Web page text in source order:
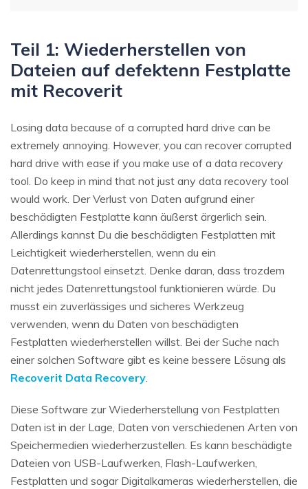
Teil 1: Wiederherstellen von
Dateien auf defektenn Festplatte
mit Recoverit
Losing data because of a corrupted hard drive can be
extremely annoying. However, you can recover corrupted
hard drive with ease if you make use of a data recovery
tool. Do keep in mind that not just any data recovery tool
would work. Der Verlust von Daten aufgrund einer
beschädigten Festplatte kann äußerst ärgerlich sein.
Allerdings kannst Du die beschädigten Festplatten mit
Leichtigkeit wiederherstellen, wenn du ein
Datenrettungstool einsetzt. Denke daran, dass trozdem
nicht jedes Datenrettungstool funktionieren würde. Du
musst ein zuverlässiges und sicheres Werkzeug
verwenden, wenn du Daten von beschädigten
Festplatten wiederherstellen willst. Bei der Suche nach
einer solchen Software gibt es keine bessere Lösung als
Recoverit Data Recovery.
Diese Software zur Wiederherstellung von Festplatten
Daten ist in der Lage, Daten von verschiedenen Arten von
Speichermedien wiederherzustellen. Es kann beschädigte
Dateien von USB-Laufwerken, Flash-Laufwerken,
Festplatten und sogar Digitalkameras wiederherstellen, die